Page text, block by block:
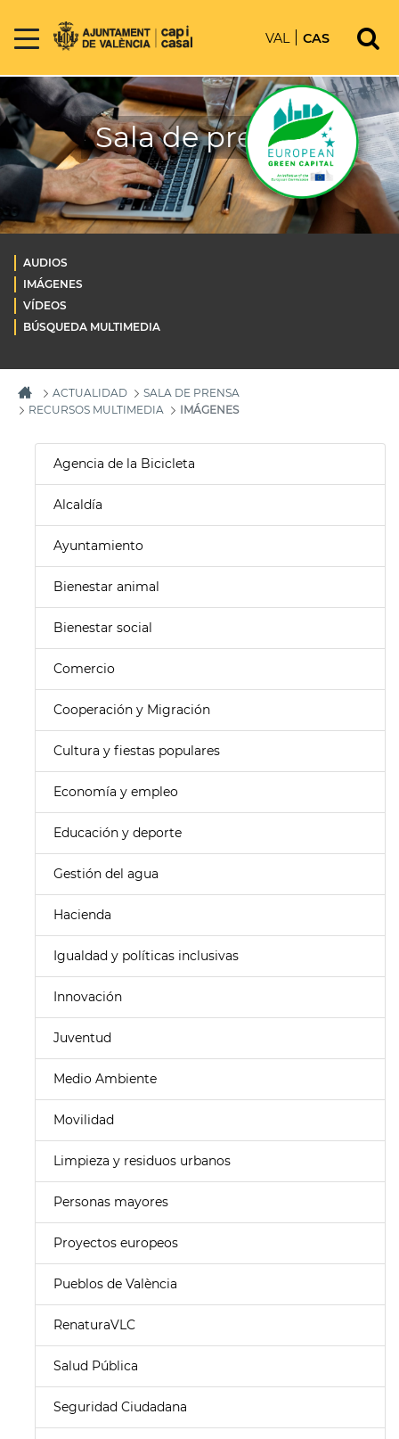
VAL CAS
Sala de prensa
AUDIOS
IMÁGENES
VÍDEOS
BÚSQUEDA MULTIMEDIA
ACTUALIDAD
SALA DE PRENSA
RECURSOS MULTIMEDIA
IMÁGENES
Agencia de la Bicicleta
Alcaldía
Ayuntamiento
Bienestar animal
Bienestar social
Comercio
Cooperación y Migración
Cultura y fiestas populares
Economía y empleo
Educación y deporte
Gestión del agua
Hacienda
Igualdad y políticas inclusivas
Innovación
Juventud
Medio Ambiente
Movilidad
Limpieza y residuos urbanos
Personas mayores
Proyectos europeos
Pueblos de València
RenaturaVLC
Salud Pública
Seguridad Ciudadana